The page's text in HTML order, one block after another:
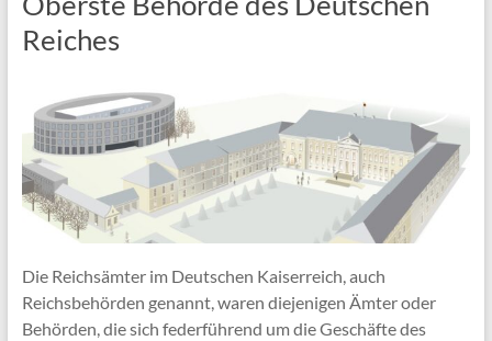
Reiches
Die Reichsämter im Deutschen Kaiserreich, auch
Reichsbehörden genannt, waren diejenigen Ämter oder
Behörden, die sich federführend um die Geschäfte des